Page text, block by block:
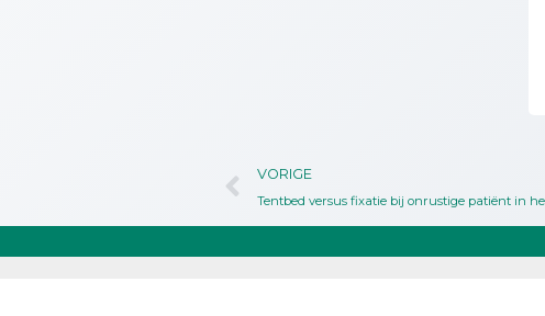
VORIGE
Tentbed versus fixatie bij onrustige patiënt in